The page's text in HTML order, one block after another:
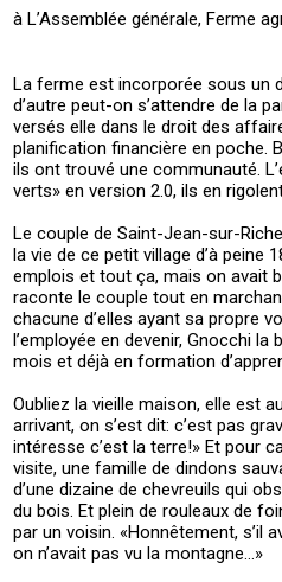
à L’Assemblée générale, Ferme
La ferme est incorporée sous un
d’autre peut-on s’attendre de la
versés elle dans le droit des
planification financière en poche.
ils ont trouvé une communauté.
verts» en version 2.0, ils en
Le couple de Saint-Jean-sur-
la vie de ce petit village d’à peine
emplois et tout ça, mais on avait
raconte le couple tout en
chacune d’elles ayant sa propre
l’employée en devenir, Gnocchi
mois et déjà en formation
Oubliez la vieille maison, elle est
arrivant, on s’est dit: c’est pas
intéresse c’est la terre!» Et pour
visite, une famille de dindons
d’une dizaine de chevreuils qui
du bois. Et plein de rouleaux de
par un voisin. «Honnêtement, s’il
on n’avait pas vu la montagne…»